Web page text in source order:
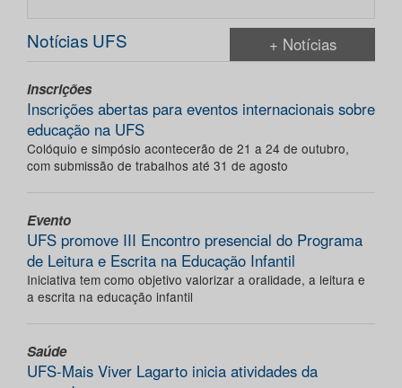
Notícias UFS + Notícias
Inscrições
Inscrições abertas para eventos internacionais sobre
educação na UFS
Colóquio e simpósio acontecerão de 21 a 24 de outubro,
com submissão de trabalhos até 31 de agosto
Evento
UFS promove III Encontro presencial do Programa
de Leitura e Escrita na Educação Infantil
Iniciativa tem como objetivo valorizar a oralidade, a leitura e
a escrita na educação infantil
Saúde
UFS-Mais Viver Lagarto inicia atividades da